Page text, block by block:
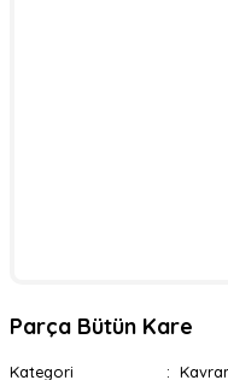
Parça Bütün Kare
Kategori